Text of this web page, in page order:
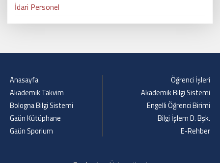
İdari Personel
Anasayfa
Akademik Takvim
Bologna Bilgi Sistemi
Gaün Kütüphane
Gaün Sporium
Öğrenci İşleri
Akademik Bilgi Sistemi
Engelli Öğrenci Birimi
Bilgi İşlem D. Bşk.
E-Rehber